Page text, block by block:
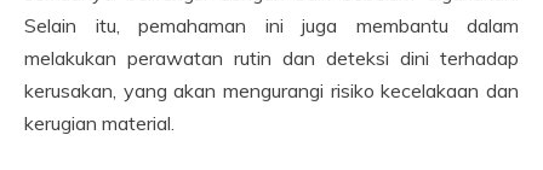
Selain itu, pemahaman ini juga membantu dalam
melakukan perawatan rutin dan deteksi dini terhadap
kerusakan, yang akan mengurangi risiko kecelakaan dan
kerugian material.